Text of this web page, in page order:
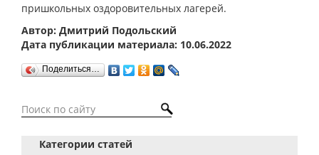
пришкольных оздоровительных лагерей.
Автор: Дмитрий Подольский
Дата публикации материала: 10.06.2022
Поделиться…
Категории статей